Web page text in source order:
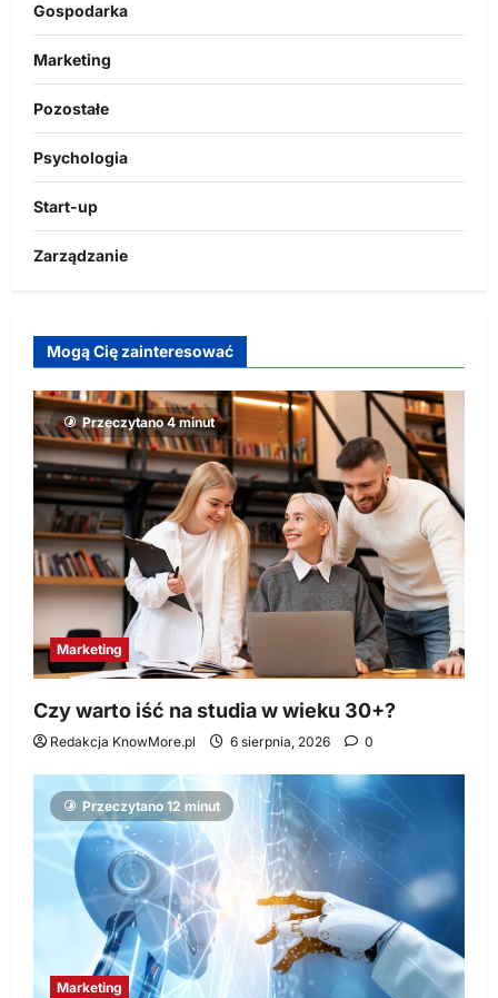
Gospodarka
Marketing
Pozostałe
Psychologia
Start-up
Zarządzanie
Mogą Cię zainteresować
Przeczytano 4 minut
Marketing
Czy warto iść na studia w wieku 30+?
Redakcja KnowMore.pl 6 sierpnia, 2026 0
Przeczytano 12 minut
Marketing